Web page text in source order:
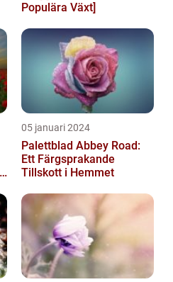
Populära Växt]
05 januari 2024
Palettblad Abbey Road:
Ett Färgsprakande
Tillskott i Hemmet